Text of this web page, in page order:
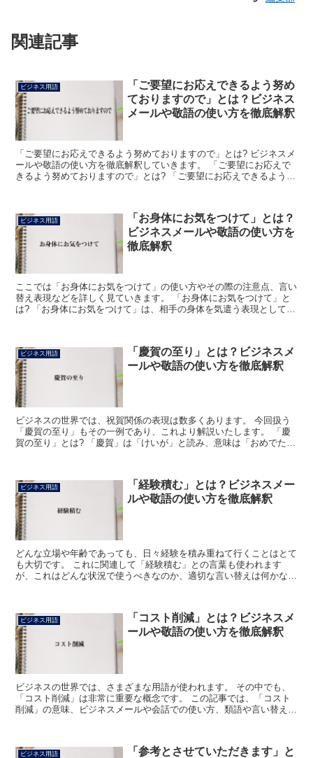
関連記事
ビジネス用語
「ご要望にお応えできるよう努め
ておりますので」とは？ビジネス
メールや敬語の使い方を徹底解釈
「ご要望にお応えできるよう努めておりますので」とは? ビジネスメ
ールや敬語の使い方を徹底解釈していきます。 「ご要望にお応えで
きるよう努めておりますので」とは? 「ご要望にお応えできるよう努
ビジネス用語
「お身体にお気をつけて」とは？
ビジネスメールや敬語の使い方を
徹底解釈
ここでは「お身体にお気をつけて」の使い方やその際の注意点、言い
替え表現などを詳しく見ていきます。 「お身体にお気をつけて」と
は? 「お身体にお気をつけて」は、相手の身体を気遣う表現として主
ビジネス用語
「慶賀の至り」とは？ビジネスメ
ールや敬語の使い方を徹底解釈
ビジネスの世界では、祝賀関係の表現は数多くあります。 今回扱う
「慶賀の至り」もその一例であり、これより解説いたします。 「慶
賀の至り」とは? 「慶賀」は「けいが」と読み、意味は「おめでたい
ビジネス用語
「経験積む」とは？ビジネスメー
ルや敬語の使い方を徹底解釈
どんな立場や年齢であっても、日々経験を積み重ねて行くことはとて
も大切です。 これに関連して「経験積む」との言葉も使われます
が、これはどんな状況で使うべきなのか、適切な言い替えは何かなど
ビジネス用語
「コスト削減」とは？ビジネスメ
ールや敬語の使い方を徹底解釈
ビジネスの世界では、さまざまな用語が使われます。 その中でも、
「コスト削減」は非常に重要な概念です。 この記事では、「コスト
削減」の意味、ビジネスメールや会話での使い方、類語や言い替えに
ビジネス用語
「参考とさせていただきます」と